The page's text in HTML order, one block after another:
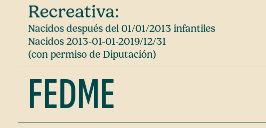
Recreativa:
Nacidos después del 01/01/2013 infantiles
Nacidos 2013-01-01-2019/12/31
(con permiso de Diputación)
FEDME